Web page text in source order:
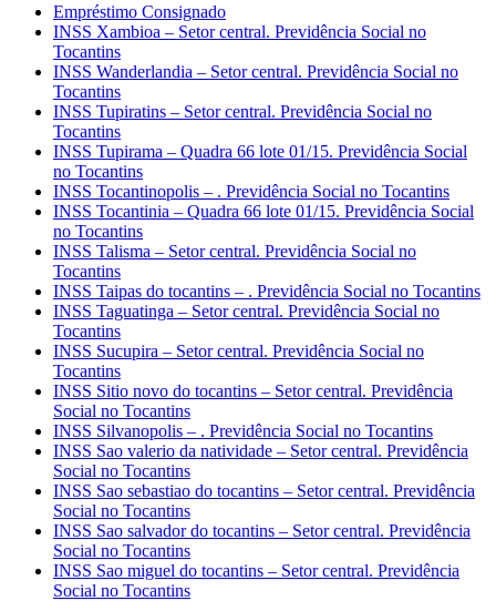
Empréstimo Consignado
INSS Xambioa – Setor central. Previdência Social no
Tocantins
INSS Wanderlandia – Setor central. Previdência Social no
Tocantins
INSS Tupiratins – Setor central. Previdência Social no
Tocantins
INSS Tupirama – Quadra 66 lote 01/15. Previdência Social
no Tocantins
INSS Tocantinopolis – . Previdência Social no Tocantins
INSS Tocantinia – Quadra 66 lote 01/15. Previdência Social
no Tocantins
INSS Talisma – Setor central. Previdência Social no
Tocantins
INSS Taipas do tocantins – . Previdência Social no Tocantins
INSS Taguatinga – Setor central. Previdência Social no
Tocantins
INSS Sucupira – Setor central. Previdência Social no
Tocantins
INSS Sitio novo do tocantins – Setor central. Previdência
Social no Tocantins
INSS Silvanopolis – . Previdência Social no Tocantins
INSS Sao valerio da natividade – Setor central. Previdência
Social no Tocantins
INSS Sao sebastiao do tocantins – Setor central. Previdência
Social no Tocantins
INSS Sao salvador do tocantins – Setor central. Previdência
Social no Tocantins
INSS Sao miguel do tocantins – Setor central. Previdência
Social no Tocantins